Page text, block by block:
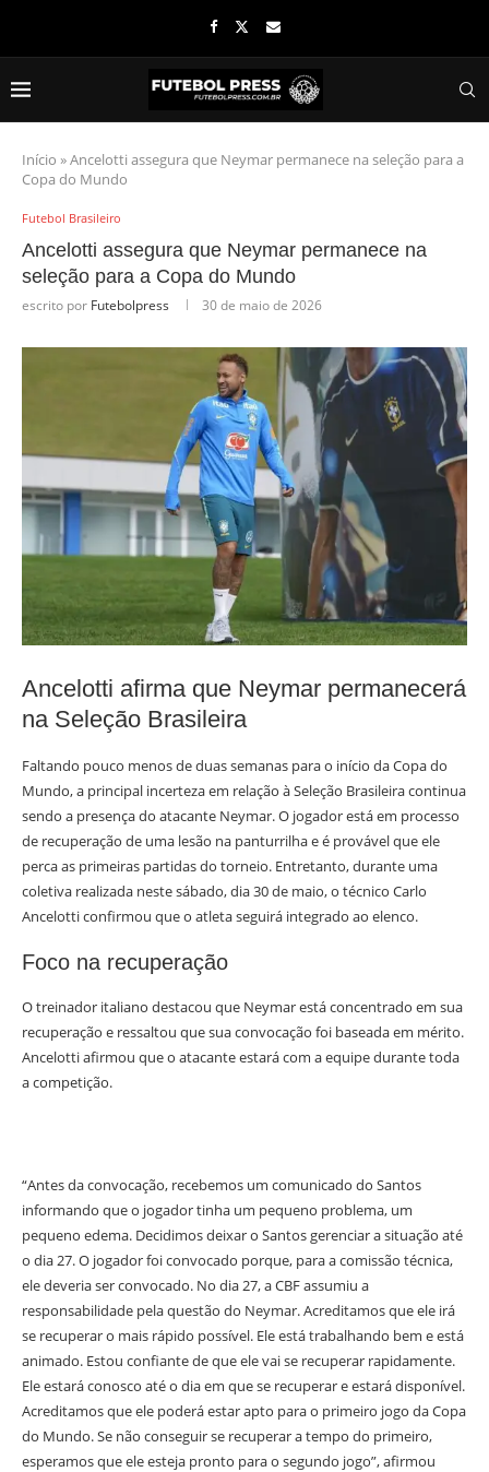
Início »Ancelotti assegura que Neymar permanece na seleção para a
Copa do Mundo
Futebol Brasileiro
Ancelotti assegura que Neymar permanece na
seleção para a Copa do Mundo
escrito por Futebolpress 30 de maio de 2026
Ancelotti afirma que Neymar permanecerá
na Seleção Brasileira
Faltando pouco menos de duas semanas para o início da Copa do
Mundo, a principal incerteza em relação à Seleção Brasileira continua
sendo a presença do atacante Neymar. O jogador está em processo
de recuperação de uma lesão na panturrilha e é provável que ele
perca as primeiras partidas do torneio. Entretanto, durante uma
coletiva realizada neste sábado, dia 30 de maio, o técnico Carlo
Ancelotti confirmou que o atleta seguirá integrado ao elenco.
Foco na recuperação
O treinador italiano destacou que Neymar está concentrado em sua
recuperação e ressaltou que sua convocação foi baseada em mérito.
Ancelotti afirmou que o atacante estará com a equipe durante toda
a competição.
“Antes da convocação, recebemos um comunicado do Santos
informando que o jogador tinha um pequeno problema, um
pequeno edema. Decidimos deixar o Santos gerenciar a situação até
o dia 27. O jogador foi convocado porque, para a comissão técnica,
ele deveria ser convocado. No dia 27, a CBF assumiu a
responsabilidade pela questão do Neymar. Acreditamos que ele irá
se recuperar o mais rápido possível. Ele está trabalhando bem e está
animado. Estou confiante de que ele vai se recuperar rapidamente.
Ele estará conosco até o dia em que se recuperar e estará disponível.
Acreditamos que ele poderá estar apto para o primeiro jogo da Copa
do Mundo. Se não conseguir se recuperar a tempo do primeiro,
esperamos que ele esteja pronto para o segundo jogo”, afirmou